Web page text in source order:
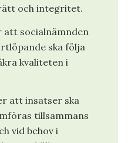
och integritet.
socialnämnden
ska följa
kvaliteten i
att insatser ska
tillsammans
vid behov i